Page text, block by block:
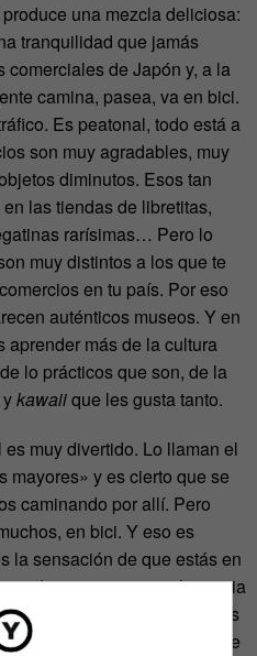
una mezcla deliciosa:
tranquilidad que jamás
de Japón y, a la
camina, pasea, va en bici.
Es peatonal, todo está a
son muy agradables, muy
diminutos. Esos tan
las tiendas de libretitas,
rarísimas… Pero lo
muy distintos a los que te
en tu país. Por eso
auténticos museos. Y en
más de la cultura
lo prácticos que son, de la
kawaiique les gusta tanto.
muy divertido. Lo llaman el
mayores» y es cierto que se
caminando por allí. Pero
en bici. Y eso es
la sensación de que estás en
pero con una elegancia
uno para sus últimos años
más de Japón. Es lo que